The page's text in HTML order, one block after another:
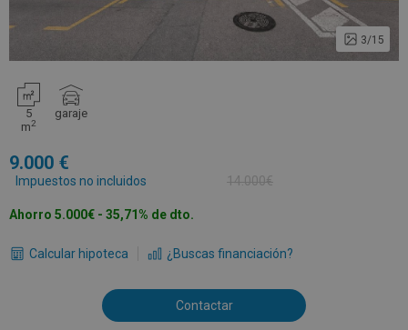
3/15
5
m2
garaje
9.000
Impuestos no incluidos 14.000€
Ahorro 5.000€ - 35,71% de dto.
Calcular hipoteca ¿Buscas financiación?
Contactar